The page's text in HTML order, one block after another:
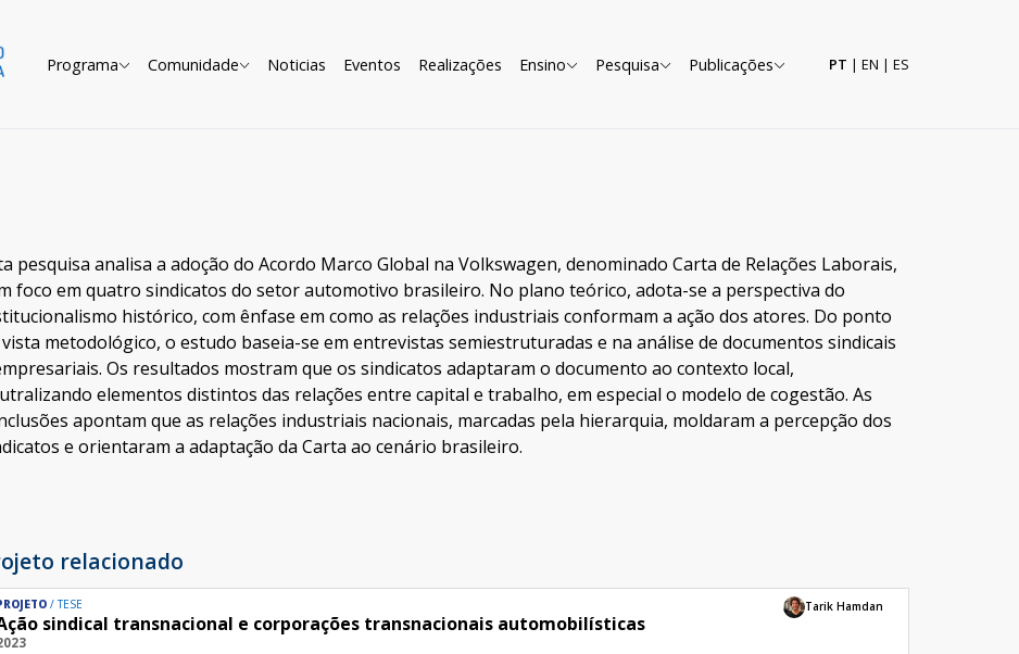
Programa Comunidade Noticias Eventos Realizações Ensino Pesquisa Publicações PT | EN | ES
pesquisa analisa a adoção do Acordo Marco Global na Volkswagen, denominado Carta de Relações Laborais,
foco em quatro sindicatos do setor automotivo brasileiro. No plano teórico, adota-se a perspectiva do
histórico, com ênfase em como as relações industriais conformam a ação dos atores. Do ponto
metodológico, o estudo baseia-se em entrevistas semiestruturadas e na análise de documentos sindicais
Os resultados mostram que os sindicatos adaptaram o documento ao contexto local,
elementos distintos das relações entre capital e trabalho, em especial o modelo de cogestão. As
apontam que as relações industriais nacionais, marcadas pela hierarquia, moldaram a percepção dos
e orientaram a adaptação da Carta ao cenário brasileiro.
relacionado
TESE
sindical transnacional e corporações transnacionais automobilísticas
Tarik Hamdan